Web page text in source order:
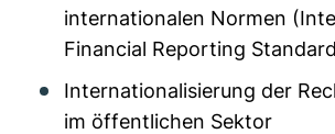
internationalen Normen
Financial Reporting
Internationalisierung der
im öffentlichen Sektor